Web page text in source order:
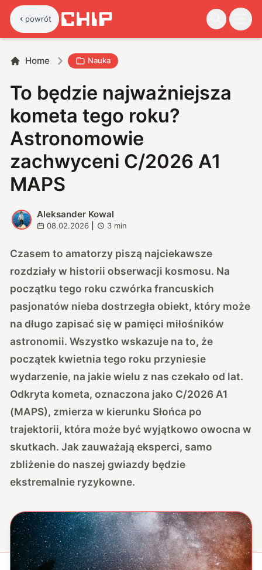
powrót
Home Nauka
To będzie najważniejsza
kometa tego roku?
Astronomowie
zachwyceni C/2026 A1
MAPS
A
Aleksander Kowal
08.02.2026 3 min
Czasem to amatorzy piszą najciekawsze
rozdziały w historii obserwacji kosmosu. Na
początku tego roku czwórka francuskich
pasjonatów nieba dostrzegła obiekt, który może
na długo zapisać się w pamięci miłośników
astronomii. Wszystko wskazuje na to, że
początek kwietnia tego roku przyniesie
wydarzenie, na jakie wielu z nas czekało od lat.
Odkryta kometa, oznaczona jako C/2026 A1
(MAPS), zmierza w kierunku Słońca po
trajektorii, która może być wyjątkowo owocna w
skutkach. Jak zauważają eksperci, samo
zbliżenie do naszej gwiazdy będzie
ekstremalnie ryzykowne.